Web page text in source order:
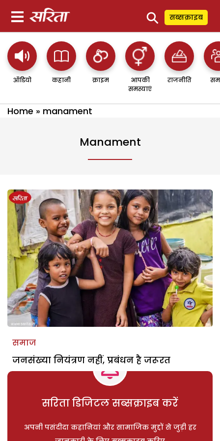
⚲ सब्सक्राइब
ऑडियो कहानी क्राइम
आपकी
समस्याएं
राजनीति
Home » manament
Manament
समाज
जनसंख्या नियंत्रण नहीं, प्रबंधन है जरूरत
सरिता डिजिटल सब्सक्राइब करें
अपनी पसंदीदा कहानियां और सामाजिक मुद्दों से जुड़ी हर